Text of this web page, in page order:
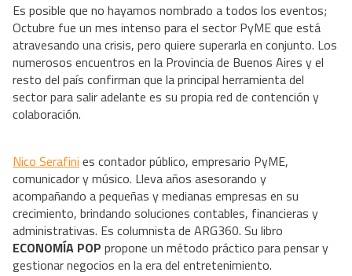
Es posible que no hayamos nombrado a todos los eventos;
Octubre fue un mes intenso para el sector PyME que está
atravesando una crisis, pero quiere superarla en conjunto. Los
numerosos encuentros en la Provincia de Buenos Aires y el
resto del país confirman que la principal herramienta del
sector para salir adelante es su propia red de contención y
colaboración.
Nico Serafini es contador público, empresario PyME,
comunicador y músico. Lleva años asesorando y
acompañando a pequeñas y medianas empresas en su
crecimiento, brindando soluciones contables, financieras y
administrativas. Es columnista de ARG360. Su libro
ECONOMÍA POP propone un método práctico para pensar y
gestionar negocios en la era del entretenimiento.